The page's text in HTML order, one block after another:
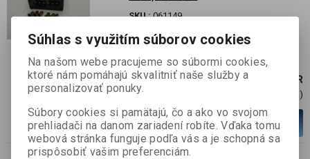
SKU :061149
Skladom:5 ks
Animačný efekt na tvorbu letiacej kométy
207,87 EUR
169 EUR (Cena)
ks Pridať do košíka
Súhlas s využitím súborov cookies
Na našom webe pracujeme so súbormi cookies,
ktoré nám pomáhajú skvalitniť naše služby a
personalizovať ponuky.
Súbory cookies si pamätajú, čo a ako vo svojom
prehliadači na danom zariadení robíte. Vďaka tomu
webová stránka funguje podľa vás a je schopná sa
prispôsobiť vašim preferenciám.